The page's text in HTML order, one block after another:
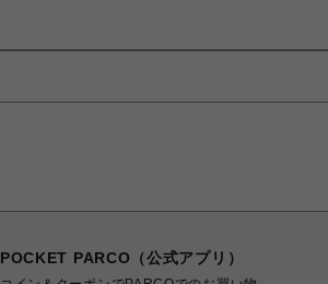
POCKET PARCO（公式アプリ）